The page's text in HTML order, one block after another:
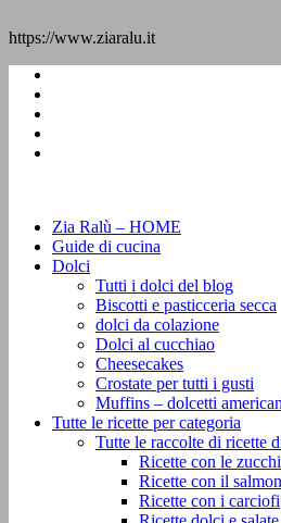
https://www.ziaralu.it
Zia Ralù – HOME
Guide di cucina
Dolci
Tutti i dolci del blog
Biscotti e pasticceria secca
dolci da colazione
Dolci al cucchiao
Cheesecakes
Crostate per tutti i gusti
Muffins – dolcetti
Tutte le ricette per categoria
Tutte le raccolte di ricette
Ricette con le
Ricette con il
Ricette con i carciofi